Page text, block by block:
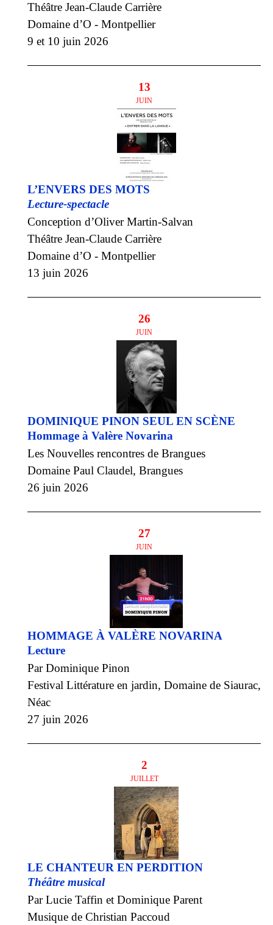
Théâtre Jean-Claude Carrière
Domaine d’O - Montpellier
9 et 10 juin 2026
13
JUIN
L’ENVERS DES MOTS
Lecture-spectacle
Conception d’Oliver Martin-Salvan
Théâtre Jean-Claude Carrière
Domaine d’O - Montpellier
13 juin 2026
26
JUIN
DOMINIQUE PINON SEUL EN SCÈNE
Hommage à Valère Novarina
Les Nouvelles rencontres de Brangues
Domaine Paul Claudel, Brangues
26 juin 2026
27
JUIN
HOMMAGE À VALÈRE NOVARINA
Lecture
Par Dominique Pinon
Festival Littérature en jardin, Domaine de Siaurac,
Néac
27 juin 2026
2
JUILLET
LE CHANTEUR EN PERDITION
Théâtre musical
Par Lucie Taffin et Dominique Parent
Musique de Christian Paccoud